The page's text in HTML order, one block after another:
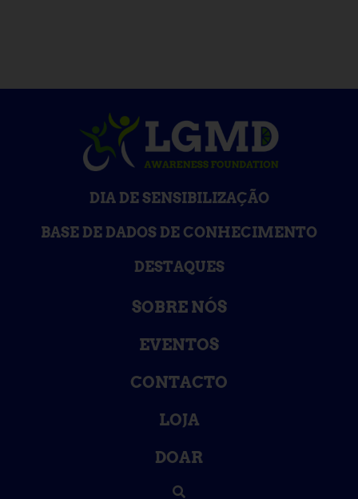
DIA DE SENSIBILIZAÇÃO
BASE DE DADOS DE CONHECIMENTO
DESTAQUES
SOBRE NÓS
EVENTOS
CONTACTO
LOJA
DOAR